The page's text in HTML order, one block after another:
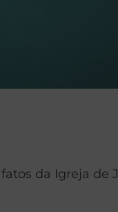
da Igreja de